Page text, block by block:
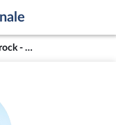
Mme Laurence Vanceunebrock - Mandat clos - Allier (2e circonscription)